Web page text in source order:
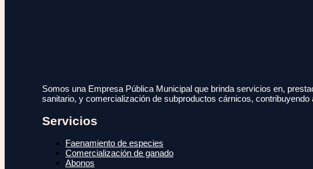
Somos una Empresa Pública Municipal que brinda servicios en,
sanitario, y comercialización de subproductos cárnicos,
Servicios
Faenamiento de especies
Comercialización de ganado
Abonos